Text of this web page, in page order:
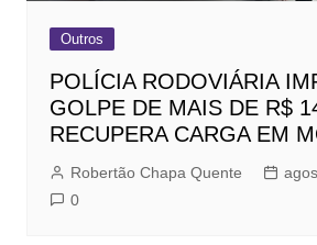
Outros
POLÍCIA RODOVIÁRIA
GOLPE DE MAIS DE R$
RECUPERA CARGA EM
Robertão Chapa Quente
0